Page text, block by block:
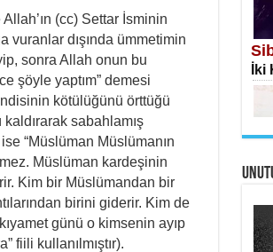
(cc) Settar İsminin
vuranlar dışında ümmetimin
sonra Allah onun bu
şöyle yaptım” demesi
kötülüğünü örttüğü
sabahlamış
“Müslüman Müslümanın
Müslüman kardeşinin
Kim bir Müslümandan bir
birini giderir. Kim de
günü o kimsenin ayıp
fiili kullanılmıştır).
İki